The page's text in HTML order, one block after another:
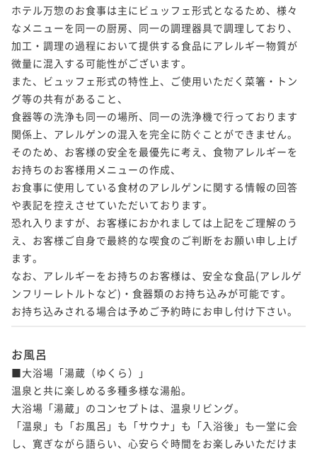
ホテル万惣のお食事は主にビュッフェ形式となるため、様々
なメニューを同一の厨房、同一の調理器具で調理しており、
加工・調理の過程において提供する食品にアレルギー物質が
微量に混入する可能性がございます。
また、ビュッフェ形式の特性上、ご使用いただく菜箸・トン
グ等の共有があること、
食器等の洗浄も同一の場所、同一の洗浄機で行っております
関係上、アレルゲンの混入を完全に防ぐことができません。
そのため、お客様の安全を最優先に考え、食物アレルギーを
お持ちのお客様用メニューの作成、
お食事に使用している食材のアレルゲンに関する情報の回答
や表記を控えさせていただいております。
恐れ入りますが、お客様におかれましては上記をご理解のう
え、お客様ご自身で最終的な喫食のご判断をお願い申し上げ
ます。
なお、アレルギーをお持ちのお客様は、安全な食品(アレルゲ
ンフリーレトルトなど)・食器類のお持ち込みが可能です。
お持ち込みされる場合は予めご予約時にお申し付け下さい。
お風呂
■大浴場「湯蔵（ゆくら）」
温泉と共に楽しめる多種多様な湯船。
大浴場「湯蔵」のコンセプトは、温泉リビング。
「温泉」も「お風呂」も「サウナ」も「入浴後」も一堂に会
し、寛ぎながら語らい、心安らぐ時間をお楽しみいただけま